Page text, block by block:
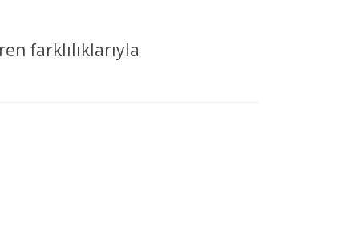
farklılıklarıyla